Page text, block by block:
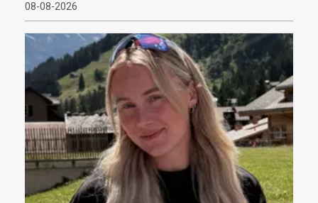
08-08-2026